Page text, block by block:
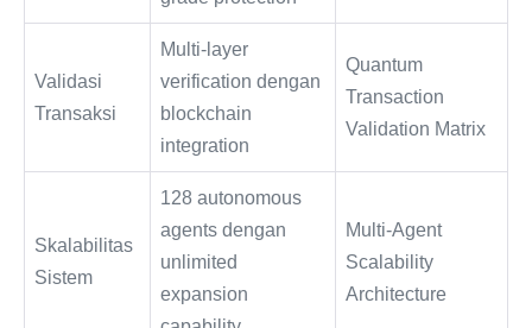
Validasi
Transaksi
Multi-layer
verification dengan
blockchain
integration
Quantum
Transaction
Validation Matrix
Skalabilitas
Sistem
128 autonomous
agents dengan
unlimited
expansion
Multi-Agent
Scalability
Architecture